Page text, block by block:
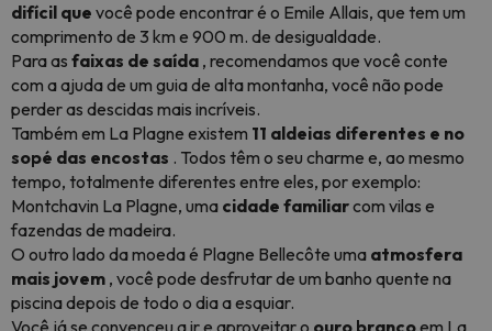
difícil que você pode encontrar é o Emile Allais, que tem um
comprimento de 3 km e 900 m. de desigualdade.
Para as faixas de saída , recomendamos que você conte
com a ajuda de um guia de alta montanha, você não pode
perder as descidas mais incríveis.
Também em La Plagne existem 11 aldeias diferentes e no
sopé das encostas . Todos têm o seu charme e, ao mesmo
tempo, totalmente diferentes entre eles, por exemplo:
Montchavin La Plagne, uma cidade familiarcom vilas e
fazendas de madeira.
O outro lado da moeda é Plagne Bellecôte uma atmosfera
mais jovem , você pode desfrutar de um banho quente na
piscina depois de todo o dia a esquiar.
Você já se convenceu a ir e aproveitar o ouro brancoem La